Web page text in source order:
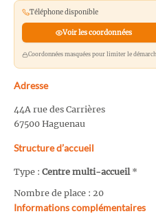
Téléphone disponible
Voir les coordonnées
Coordonnées masquées pour limiter le
Adresse
44A rue des Carrières
67500 Haguenau
Structure d’accueil
Type : Centre multi-accueil*
Nombre de place : 20
Informations complémentaires